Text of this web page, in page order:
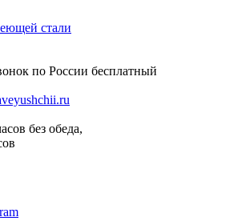
стали
по России бесплатный
без обеда,